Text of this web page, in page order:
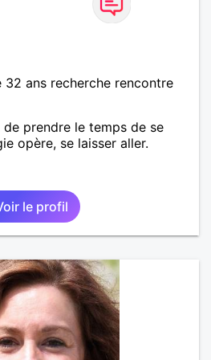
32 ans recherche rencontre
prendre le temps de se
opère, se laisser aller.
le profil